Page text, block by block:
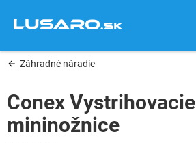
obsah
Záhradné náradie
Conex Vystrihovacie
mininožnice